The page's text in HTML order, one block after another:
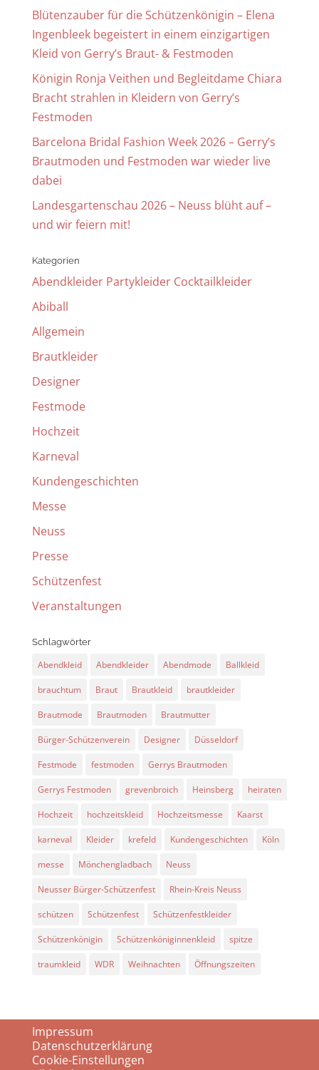
Blütenzauber für die Schützenkönigin – Elena
Ingenbleek begeistert in einem einzigartigen
Kleid von Gerry’s Braut- & Festmoden
Königin Ronja Veithen und Begleitdame Chiara
Bracht strahlen in Kleidern von Gerry’s
Festmoden
Barcelona Bridal Fashion Week 2026 – Gerry’s
Brautmoden und Festmoden war wieder live
dabei
Landesgartenschau 2026 – Neuss blüht auf –
und wir feiern mit!
Kategorien
Abendkleider Partykleider Cocktailkleider
Abiball
Allgemein
Brautkleider
Designer
Festmode
Hochzeit
Karneval
Kundengeschichten
Messe
Neuss
Presse
Schützenfest
Veranstaltungen
Schlagwörter
Abendkleid Abendkleider Abendmode Ballkleid
brauchtum Braut Brautkleid brautkleider
Brautmode Brautmoden Brautmutter
Bürger-Schützenverein Designer Düsseldorf
Festmode festmoden Gerrys Brautmoden
Gerrys Festmoden grevenbroich Heinsberg heiraten
Hochzeit hochzeitskleid Hochzeitsmesse Kaarst
karneval Kleider krefeld Kundengeschichten Köln
messe Mönchengladbach Neuss
Neusser Bürger-Schützenfest Rhein-Kreis Neuss
schützen Schützenfest Schützenfestkleider
Schützenkönigin Schützenköniginnenkleid spitze
traumkleid WDR Weihnachten Öffnungszeiten
Impressum
Datenschutzerklärung
Cookie-Einstellungen